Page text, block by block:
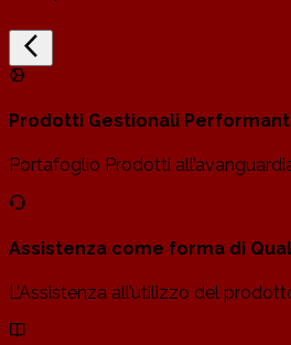
arrow_back_ios_new
Prodotti Gestionali
Portafoglio Prodotti
Assistenza come forma di
L’Assistenza all’utilizzo del